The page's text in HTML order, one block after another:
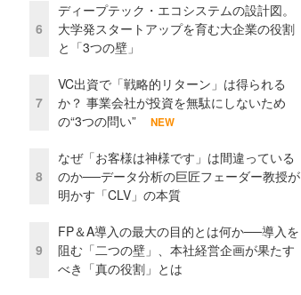
6
ディープテック・エコシステムの設計図。
大学発スタートアップを育む大企業の役割
と「3つの壁」
7
VC出資で「戦略的リターン」は得られる
か？ 事業会社が投資を無駄にしないため
の“3つの問い”
NEW
8
なぜ「お客様は神様です」は間違っている
のか──データ分析の巨匠フェーダー教授が
明かす「CLV」の本質
9
FP＆A導入の最大の目的とは何か──導入を
阻む「二つの壁」、本社経営企画が果たす
べき「真の役割」とは